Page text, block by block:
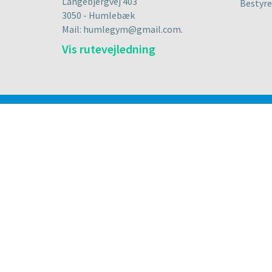
3050 - Humlebæk
Mail: humlegym@gmail.com.
Vis rutevejledning